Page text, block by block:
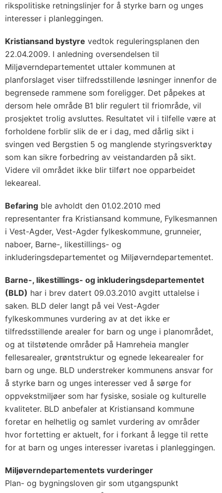
rikspolitiske retningslinjer for å styrke barn og unges
interesser i planleggingen.
Kristiansand bystyre vedtok reguleringsplanen den
22.04.2009. I anledning oversendelsen til
Miljøverndepartementet uttaler kommunen at
planforslaget viser tilfredsstillende løsninger innenfor de
begrensede rammene som foreligger. Det påpekes at
dersom hele område B1 blir regulert til friområde, vil
prosjektet trolig avsluttes. Resultatet vil i tilfelle være at
forholdene forblir slik de er i dag, med dårlig sikt i
svingen ved Bergstien 5 og manglende styringsverktøy
som kan sikre forbedring av veistandarden på sikt.
Videre vil området ikke blir tilført noe opparbeidet
lekeareal.
Befaring ble avholdt den 01.02.2010 med
representanter fra Kristiansand kommune, Fylkesmannen
i Vest-Agder, Vest-Agder fylkeskommune, grunneier,
naboer, Barne-, likestillings- og
inkluderingsdepartementet og Miljøverndepartementet.
Barne-, likestillings- og inkluderingsdepartementet
(BLD) har i brev datert 09.03.2010 avgitt uttalelse i
saken. BLD deler langt på vei Vest-Agder
fylkeskommunes vurdering av at det ikke er
tilfredsstillende arealer for barn og unge i planområdet,
og at tilstøtende områder på Hamreheia mangler
fellesarealer, grøntstruktur og egnede lekearealer for
barn og unge. BLD understreker kommunens ansvar for
å styrke barn og unges interesser ved å sørge for
oppvekstmiljøer som har fysiske, sosiale og kulturelle
kvaliteter. BLD anbefaler at Kristiansand kommune
foretar en helhetlig og samlet vurdering av områder
hvor fortetting er aktuelt, for i forkant å legge til rette
for at barn og unges interesser ivaretas i planleggingen.
Miljøverndepartementets vurderinger
Plan- og bygningsloven gir som utgangspunkt